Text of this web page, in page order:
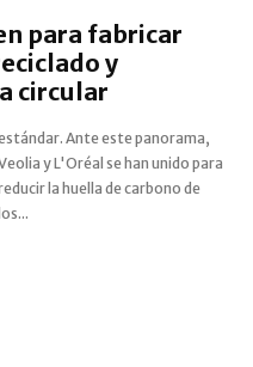
para fabricar
y
circular
los...